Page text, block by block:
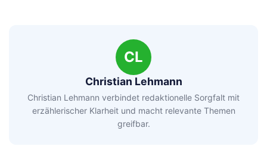
CL
Christian Lehmann
Christian Lehmann verbindet redaktionelle Sorgfalt mit
erzählerischer Klarheit und macht relevante Themen
greifbar.